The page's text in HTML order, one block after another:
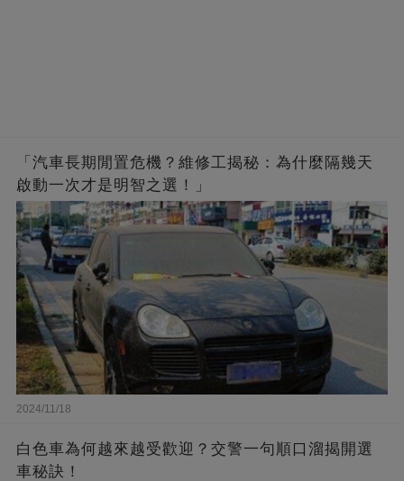
「汽車長期閒置危機？維修工揭秘：為什麼隔幾天
啟動一次才是明智之選！」
2024/11/18
白色車為何越來越受歡迎？交警一句順口溜揭開選
車秘訣！